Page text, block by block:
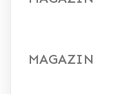
MAGAZIN